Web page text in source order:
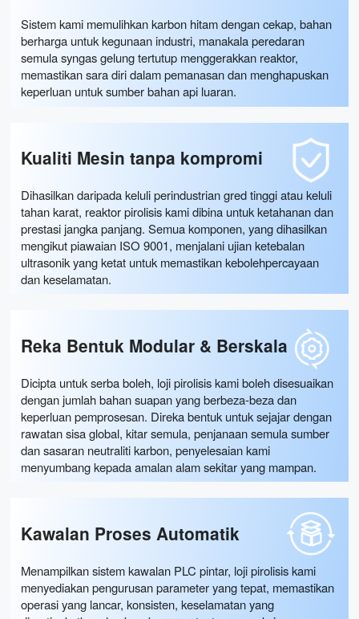
Sistem kami memulihkan karbon hitam dengan cekap, bahan
berharga untuk kegunaan industri, manakala peredaran
semula syngas gelung tertutup menggerakkan reaktor,
memastikan sara diri dalam pemanasan dan menghapuskan
keperluan untuk sumber bahan api luaran.
Kualiti Mesin tanpa kompromi
Dihasilkan daripada keluli perindustrian gred tinggi atau keluli
tahan karat, reaktor pirolisis kami dibina untuk ketahanan dan
prestasi jangka panjang. Semua komponen, yang dihasilkan
mengikut piawaian ISO 9001, menjalani ujian ketebalan
ultrasonik yang ketat untuk memastikan kebolehpercayaan
dan keselamatan.
Reka Bentuk Modular & Berskala
Dicipta untuk serba boleh, loji pirolisis kami boleh disesuaikan
dengan jumlah bahan suapan yang berbeza-beza dan
keperluan pemprosesan. Direka bentuk untuk sejajar dengan
rawatan sisa global, kitar semula, penjanaan semula sumber
dan sasaran neutraliti karbon, penyelesaian kami
menyumbang kepada amalan alam sekitar yang mampan.
Kawalan Proses Automatik
Menampilkan sistem kawalan PLC pintar, loji pirolisis kami
menyediakan pengurusan parameter yang tepat, memastikan
operasi yang lancar, konsisten, keselamatan yang